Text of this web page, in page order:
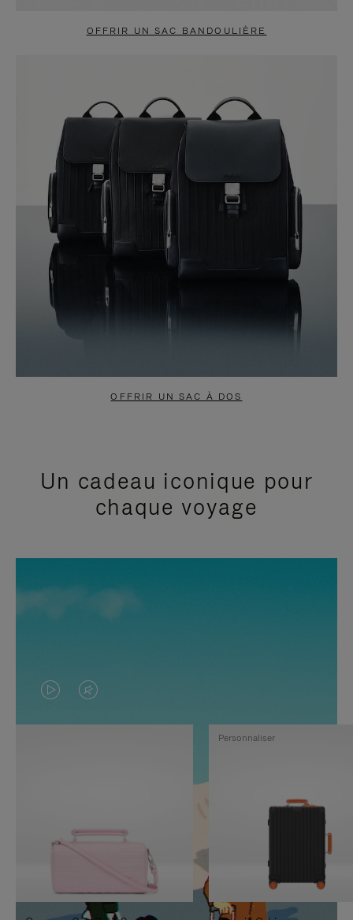
OFFRIR UN SAC BANDOULIÈRE
OFFRIR UN SAC À DOS
Un cadeau iconique pour
chaque voyage
LA
VIDÉO
PAUSE,
APPUYEZ
SUR
LE
SON
DÉSACTIVÉ.
VEUILLEZ
Personnaliser